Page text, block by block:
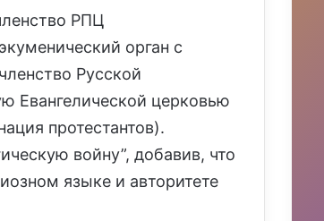
РПЦ
орган с
Русской
Евангелической церковью
протестантов).
войну”, добавив, что
языке и авторитете